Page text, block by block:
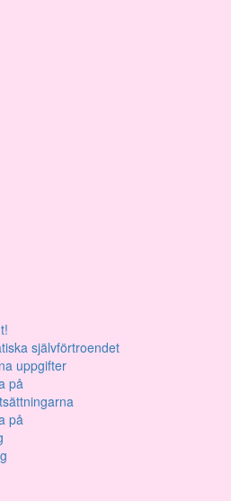
självförtroendet
uppgifter
på
på